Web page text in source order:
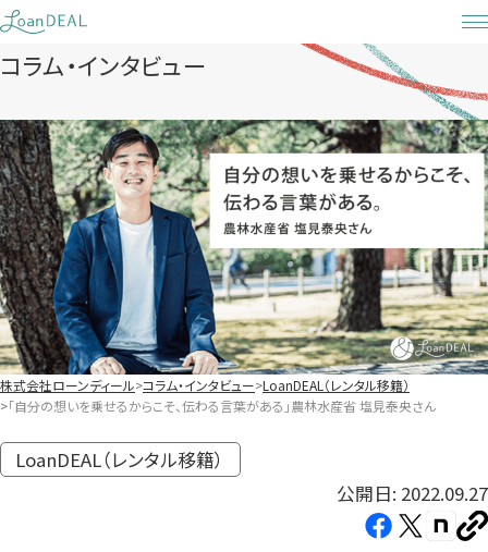
Skip
to
content
コラム・インタビュー
株式会社ローンディール コラム・インタビュー LoanDEAL（レンタル移籍）
「自分の想いを乗せるからこそ、伝わる言葉がある」農林水産省 塩見泰央さん
LoanDEAL（レンタル移籍）
公開日: 2022.09.27
Facebook（新
X（新 note（新